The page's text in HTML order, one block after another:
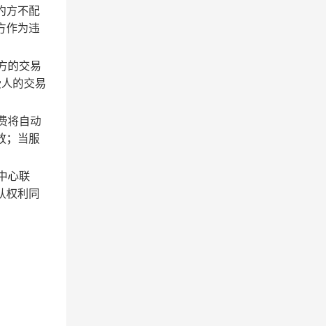
方不配
作为违
的交易
的交易
将自动
；当服
心联
权利同